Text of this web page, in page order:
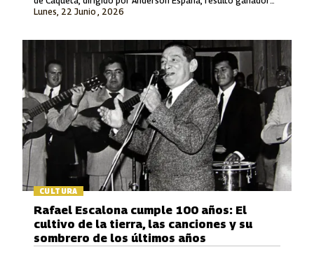
Lunes, 22 Junio , 2026
en la Modalidad Vocal.
CULTURA
Rafael Escalona cumple 100 años: El
cultivo de la tierra, las canciones y su
sombrero de los últimos años